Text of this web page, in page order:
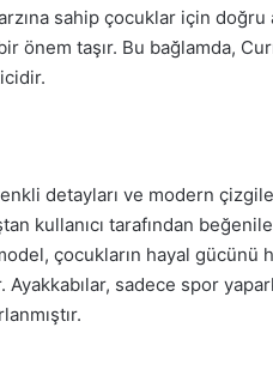
sahip çocuklar için
önem taşır. Bu bağlamda,
detayları ve modern
kullanıcı tarafından
çocukların hayal gücünü
Ayakkabılar, sadece spor